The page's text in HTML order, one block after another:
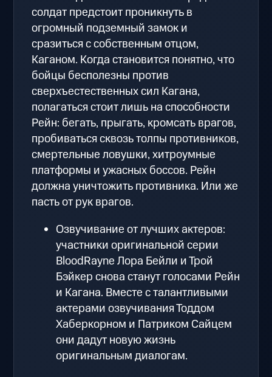
солдат предстоит проникнуть в
огромный подземный замок и
сразиться с собственным отцом,
Каганом. Когда становится понятно, что
бойцы бесполезны против
сверхъестественных сил Кагана,
полагаться стоит лишь на способности
Рейн: бегать, прыгать, кромсать врагов,
пробиваться сквозь толпы противников,
смертельные ловушки, хитроумные
платформы и ужасных боссов. Рейн
должна уничтожить противника. Или же
пасть от рук врагов.
Озвучивание от лучших актеров:
участники оригинальной серии
BloodRayne Лора Бейли и Трой
Бэйкер снова станут голосами Рейн
и Кагана. Вместе с талантливыми
актерами озвучивания Тоддом
Хаберкорном и Патриком Сайцем
они дадут новую жизнь
оригинальным диалогам.